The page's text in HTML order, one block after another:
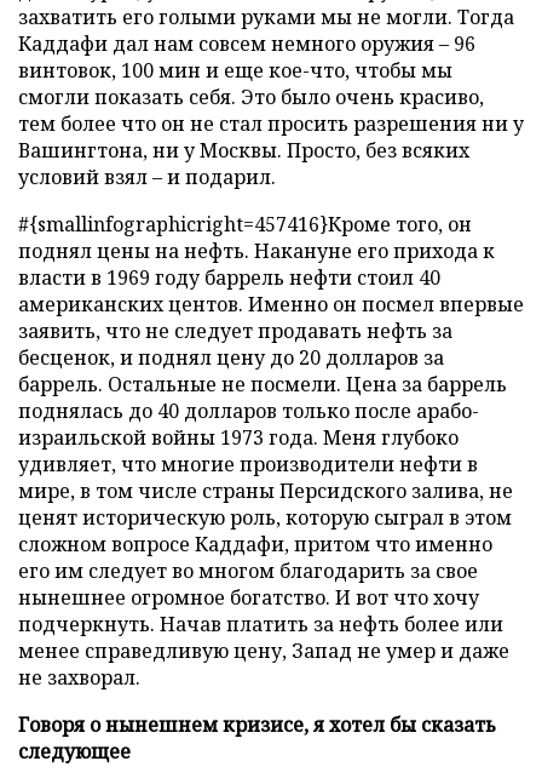
захватить его голыми руками мы не могли. Тогда
Каддафи дал нам совсем немного оружия – 96
винтовок, 100 мин и еще кое-что, чтобы мы
смогли показать себя. Это было очень красиво,
тем более что он не стал просить разрешения ни у
Вашингтона, ни у Москвы. Просто, без всяких
условий взял – и подарил.
#{smallinfographicright=457416}Кроме того, он
поднял цены на нефть. Накануне его прихода к
власти в 1969 году баррель нефти стоил 40
американских центов. Именно он посмел впервые
заявить, что не следует продавать нефть за
бесценок, и поднял цену до 20 долларов за
баррель. Остальные не посмели. Цена за баррель
поднялась до 40 долларов только после арабо-
израильской войны 1973 года. Меня глубоко
удивляет, что многие производители нефти в
мире, в том числе страны Персидского залива, не
ценят историческую роль, которую сыграл в этом
сложном вопросе Каддафи, притом что именно
его им следует во многом благодарить за свое
нынешнее огромное богатство. И вот что хочу
подчеркнуть. Начав платить за нефть более или
менее справедливую цену, Запад не умер и даже
не захворал.
Говоря о нынешнем кризисе, я хотел бы сказать
следующее